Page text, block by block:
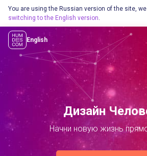
You are using the Russian version of the site,
switching to the English version.
English
Дизайн
Начни новую жизнь